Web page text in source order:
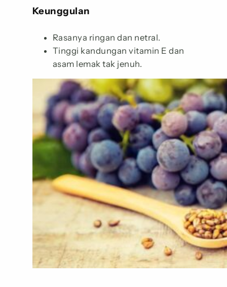
Keunggulan
Rasanya ringan dan netral.
Tinggi kandungan vitamin E dan
asam lemak tak jenuh.